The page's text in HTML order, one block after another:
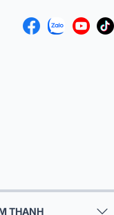
đường tiếng với
rõ ràng và chi
THANH